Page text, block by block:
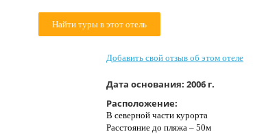
Найти туры в этот отель
Добавить свой отзыв об этом отеле
Дата основания: 2006 г.
Расположение:
В северной части курорта
Расстояние до пляжа – 50м